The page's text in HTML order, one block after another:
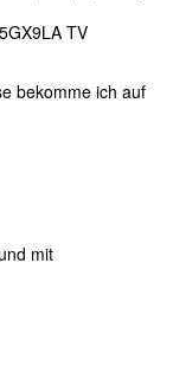
TV
bekomme ich auf
mit